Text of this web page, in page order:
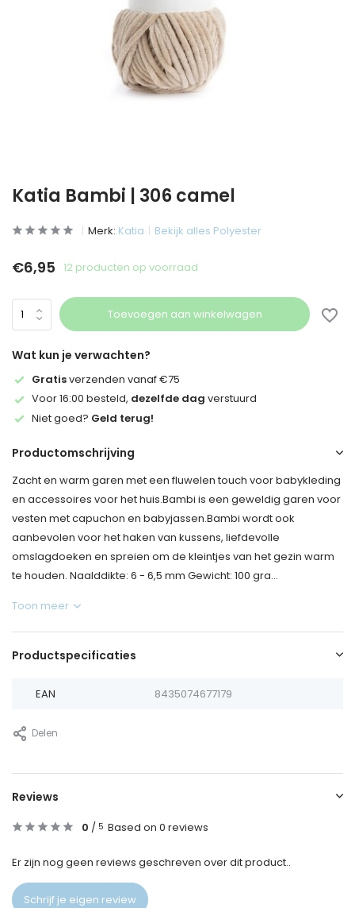
Katia Bambi | 306 camel
Merk: Katia Bekijk alles Polyester
€6,95 12 producten op voorraad
Toevoegen aan winkelwagen
Wat kun je verwachten?
Gratisverzenden vanaf €75
Voor 16:00 besteld, dezelfde dag verstuurd
Niet goed? Geld terug!
Productomschrijving
Zacht en warm garen met een fluwelen touch voor babykleding
en accessoires voor het huis.Bambi is een geweldig garen voor
vesten met capuchon en babyjassen.Bambi wordt ook
aanbevolen voor het haken van kussens, liefdevolle
omslagdoeken en spreien om de kleintjes van het gezin warm
te houden. Naalddikte: 6 - 6,5 mm Gewicht: 100 gra...
Toon meer
Productspecificaties
EAN 8435074677179
Delen
Reviews
0 / 5 Based on 0 reviews
Er zijn nog geen reviews geschreven over dit product..
Schrijf je eigen review